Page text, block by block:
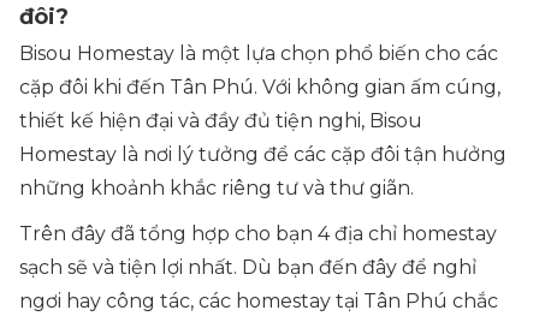
đôi?
Bisou Homestay là một lựa chọn phổ biến cho các
cặp đôi khi đến Tân Phú. Với không gian ấm cúng,
thiết kế hiện đại và đầy đủ tiện nghi, Bisou
Homestay là nơi lý tưởng để các cặp đôi tận hưởng
những khoảnh khắc riêng tư và thư giãn.
Trên đây đã tổng hợp cho bạn 4 địa chỉ homestay
sạch sẽ và tiện lợi nhất. Dù bạn đến đây để nghỉ
ngơi hay công tác, các homestay tại Tân Phú chắc